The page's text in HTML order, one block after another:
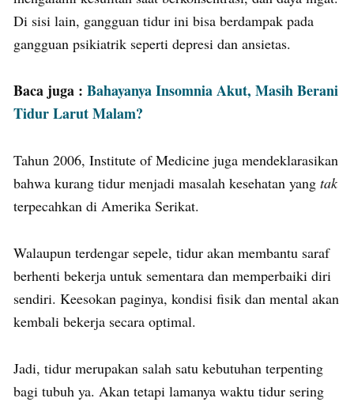
Di sisi lain, gangguan tidur ini bisa berdampak pada
gangguan psikiatrik seperti depresi dan ansietas.
Baca juga : Bahayanya Insomnia Akut, Masih Berani
Tidur Larut Malam?
Tahun 2006, Institute of Medicine juga mendeklarasikan
bahwa kurang tidur menjadi masalah kesehatan yang tak
terpecahkan di Amerika Serikat.
Walaupun terdengar sepele, tidur akan membantu saraf
berhenti bekerja untuk sementara dan memperbaiki diri
sendiri. Keesokan paginya, kondisi fisik dan mental akan
kembali bekerja secara optimal.
Jadi, tidur merupakan salah satu kebutuhan terpenting
bagi tubuh ya. Akan tetapi lamanya waktu tidur sering